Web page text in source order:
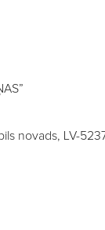
novads, LV-